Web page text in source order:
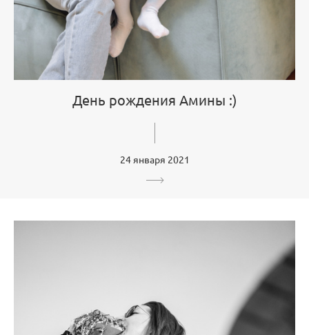
День рождения Амины :)
24 января 2021